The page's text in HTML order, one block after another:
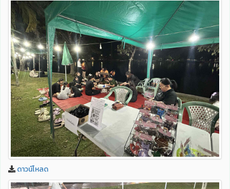
ดาวน์โหลด